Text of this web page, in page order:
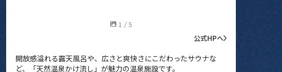
1 / 5
公式HPへ
開放感溢れる露天風呂や、広さと爽快さにこだわったサウナな
ど、「天然温泉かけ流し」が魅力の温泉施設です。